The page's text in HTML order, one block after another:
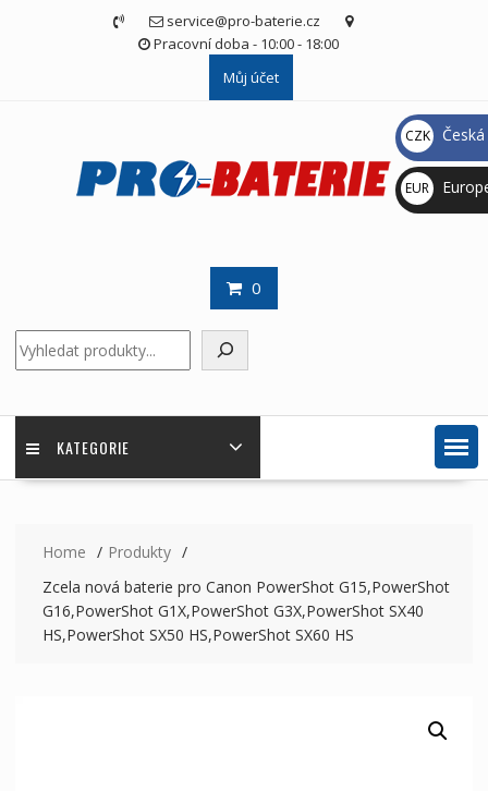
service@pro-baterie.cz
Pracovní doba - 10:00 - 18:00
Můj účet
0
KATEGORIE
Home
Produkty
Zcela nová baterie pro Canon PowerShot G15,PowerShot
G16,PowerShot G1X,PowerShot G3X,PowerShot SX40
HS,PowerShot SX50 HS,PowerShot SX60 HS
CZK
Kč
EUR
€